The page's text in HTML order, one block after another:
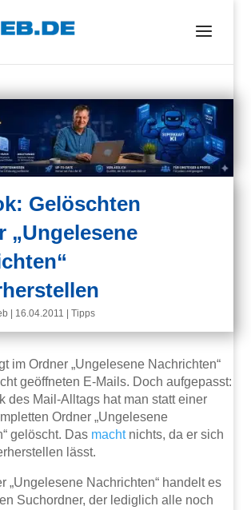
Gelöschten
„Ungelesene
16.04.2011 |Tipps
im Ordner „Ungelesene Nachrichten“
geöffneten E-Mails. Doch aufgepasst:
des Mail-Alltags hat man statt einer
Ordner „Ungelesene
gelöscht. Das machtnichts, da er sich
lässt.
„Ungelesene Nachrichten“ handelt es
Suchordner, der lediglich alle noch